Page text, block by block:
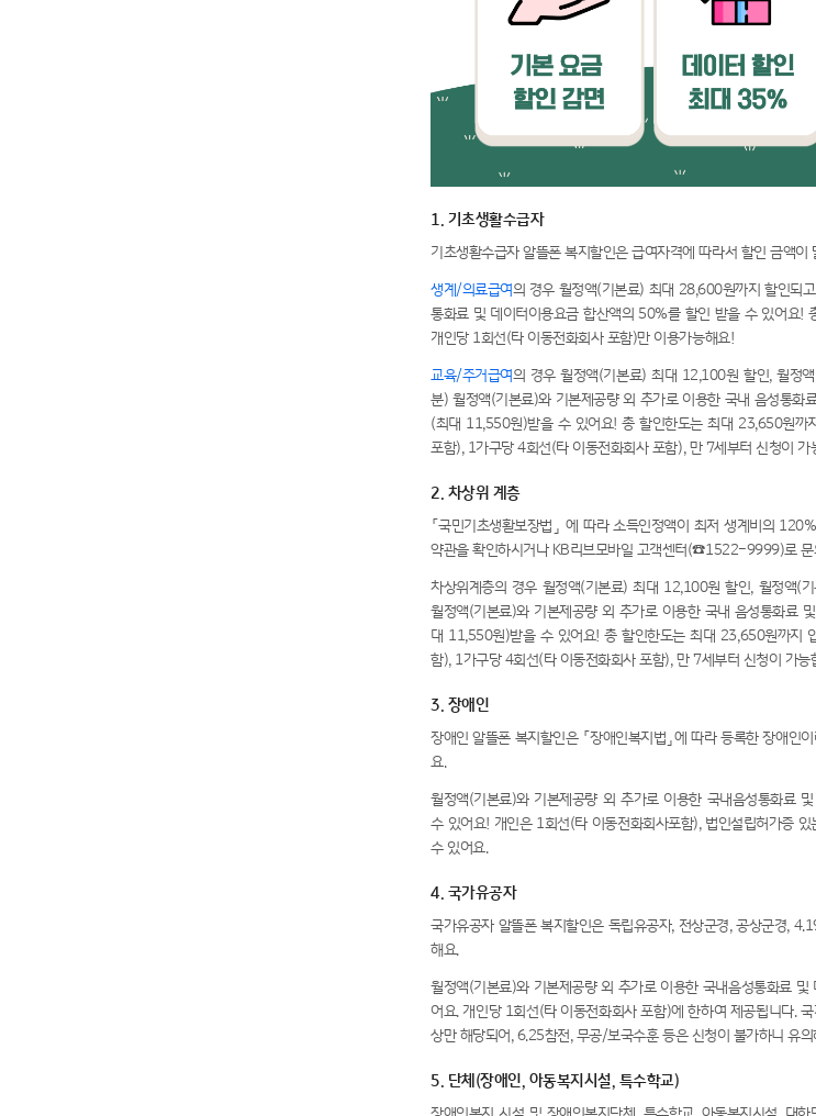
1. 기초생활수급자
기초생활수급자 알뜰폰 복지할인은 급여자격에 따라서 할인 금액이
생계/의료급여의 경우 월정액(기본료) 최대 28,600원까지 할인되
통화료 및 데이터이용요금 합산액의 50%를 할인 받을 수 있어요!
개인당 1회선(타 이동전화회사 포함)만 이용가능해요!
교육/주거급여의 경우 월정액(기본료) 최대 12,100원 할인, 월정
분) 월정액(기본료)와 기본제공량 외 추가로 이용한 국내 음성통화
(최대 11,550원)받을 수 있어요! 총 할인한도는 최대 23,650원까
포함), 1가구당 4회선(타 이동전화회사 포함), 만 7세부터 신청이 가
2. 차상위 계층
「국민기초생활보장법」 에 따라 소득인정액이 최저 생계비의
약관을 확인하시거나 KB리브모바일 고객센터(☎1522-9999)로 문
차상위계층의 경우 월정액(기본료) 최대 12,100원 할인, 월정액(
월정액(기본료)와 기본제공량 외 추가로 이용한 국내 음성통화료
대 11,550원)받을 수 있어요! 총 할인한도는 최대 23,650원까지
함), 1가구당 4회선(타 이동전화회사 포함), 만 7세부터 신청이 가능
3. 장애인
장애인 알뜰폰 복지할인은 「장애인복지법」에 따라 등록한 장애인
요.
월정액(기본료)와 기본제공량 외 추가로 이용한 국내음성통화료
수 있어요! 개인은 1회선(타 이동전화회사포함), 법인설립허가증
수 있어요.
4. 국가유공자
국가유공자 알뜰폰 복지할인은 독립유공자, 전상군경, 공상군경,
해요.
월정액(기본료)와 기본제공량 외 추가로 이용한 국내음성통화료
어요. 개인당 1회선(타 이동전화회사 포함)에 한하여 제공됩니다.
상만 해당되어, 6.25참전, 무공/보국수훈 등은 신청이 불가하니 유의
5. 단체(장애인, 아동복지시설, 특수학교)